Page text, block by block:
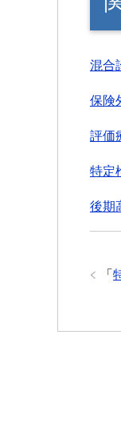
混合
保険
評価
特定
後期
「